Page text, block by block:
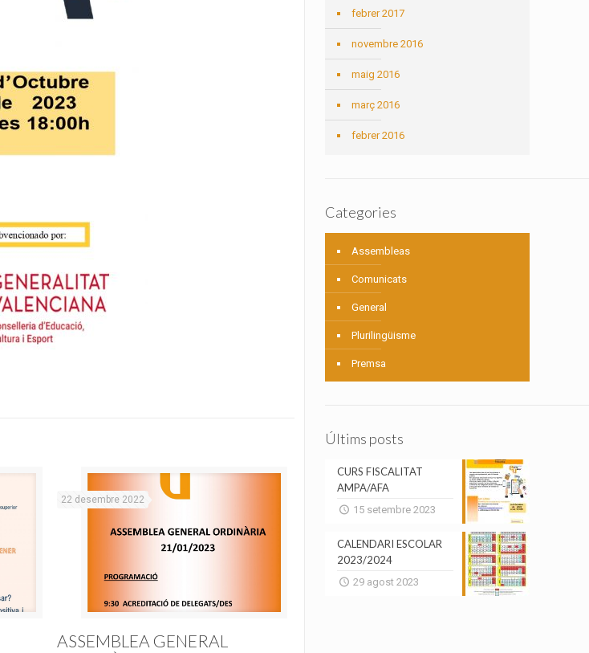
22 desembre 2022
ASSEMBLEA GENERAL
febrer 2017
novembre 2016
maig 2016
març 2016
febrer 2016
Categories
Assembleas
Comunicats
General
Plurilingüisme
Premsa
Últims posts
CURS FISCALITAT
AMPA/AFA
15 setembre 2023
CALENDARI ESCOLAR
2023/2024
29 agost 2023